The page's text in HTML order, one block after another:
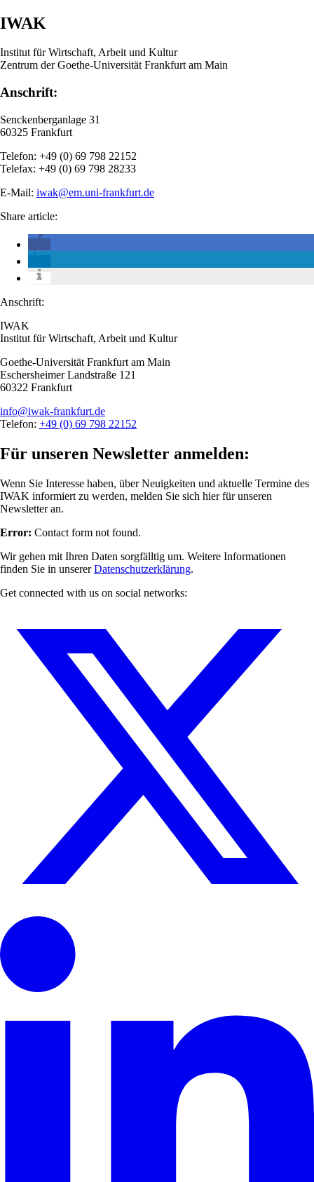
IWAK
Institut für Wirtschaft, Arbeit und Kultur
Zentrum der Goethe-Universität Frankfurt am Main
Anschrift:
Senckenberganlage 31
60325 Frankfurt
Telefon: +49 (0) 69 798 22152
Telefax: +49 (0) 69 798 28233
E-Mail: iwak@em.uni-frankfurt.de
Share article:
Anschrift:
IWAK
Institut für Wirtschaft, Arbeit und Kultur
Goethe-Universität Frankfurt am Main
Eschersheimer Landstraße 121
60322 Frankfurt
info@iwak-frankfurt.de
Telefon: +49 (0) 69 798 22152
Für unseren Newsletter anmelden:
Wenn Sie Interesse haben, über Neuigkeiten und aktuelle Termine des
IWAK informiert zu werden, melden Sie sich hier für unseren
Newsletter an.
Error: Contact form not found.
Wir gehen mit Ihren Daten sorgfälltig um. Weitere Informationen
finden Sie in unsererDatenschutzerklärung.
Get connected with us on social networks: